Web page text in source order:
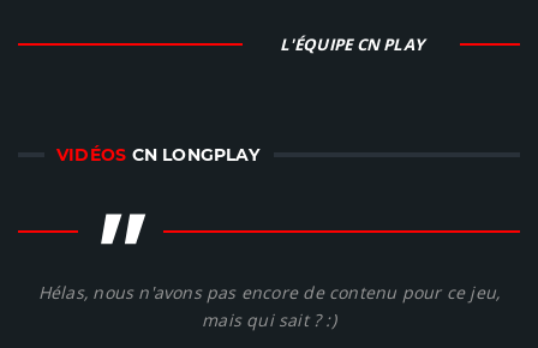
L'ÉQUIPE CN PLAY
VIDÉOS CN LONGPLAY
"
Hélas, nous n'avons pas encore de contenu pour ce jeu,
mais qui sait ? :)